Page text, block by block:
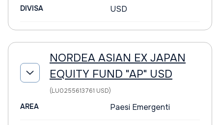
DIVISA USD
NORDEA ASIAN EX JAPAN
EQUITY FUND "AP" USD
(LU0255613761 USD)
AREA Paesi Emergenti